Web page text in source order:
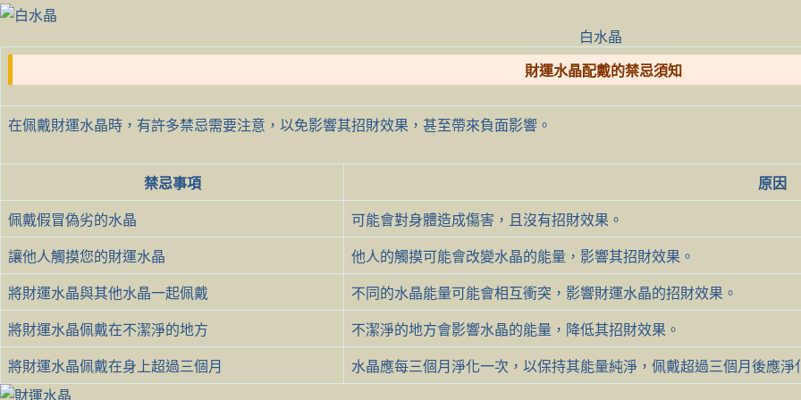
白水晶
財運水晶配戴的禁忌須知
在佩戴財運水晶時，有許多禁忌需要注意，以免影響其招財效果，甚至帶來負面影響。
禁忌事項 原因
佩戴假冒偽劣的水晶 可能會對身體造成傷害，且沒有招財效果。
讓他人觸摸您的財運水晶 他人的觸摸可能會改變水晶的能量，影響其招財效果。
將財運水晶與其他水晶一起佩戴 不同的水晶能量可能會相互衝突，影響財運水晶的招財效果。
將財運水晶佩戴在不潔淨的地方 不潔淨的地方會影響水晶的能量，降低其招財效果。
將財運水晶佩戴在身上超過三個月 水晶應每三個月淨化一次，以保持其能量純淨，佩戴超過三個月後應淨